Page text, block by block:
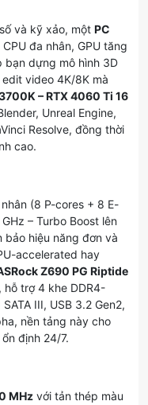
và kỹ xảo, một PC
đa nhân, GPU tăng
dựng mô hình 3D
video 4K/8K mà
– RTX 4060 Ti 16
Unreal Engine,
Resolve, đồng thời
cao.
(8 P-cores + 8 E-
– Turbo Boost lên
bảo hiệu năng đơn và
accelerated hay
Z690 PG Riptide
trợ 4 khe DDR4-
III, USB 3.2 Gen2,
nền tảng này cho
định 24/7.
MHz với tản thép màu